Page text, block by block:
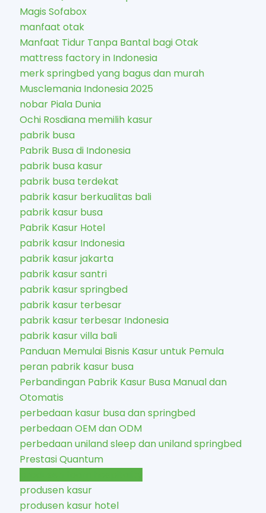
Magis Sofabox
manfaat otak
Manfaat Tidur Tanpa Bantal bagi Otak
mattress factory in Indonesia
merk springbed yang bagus dan murah
Musclemania Indonesia 2025
nobar Piala Dunia
Ochi Rosdiana memilih kasur
pabrik busa
Pabrik Busa di Indonesia
pabrik busa kasur
pabrik busa terdekat
pabrik kasur berkualitas bali
pabrik kasur busa
Pabrik Kasur Hotel
pabrik kasur Indonesia
pabrik kasur jakarta
pabrik kasur santri
pabrik kasur springbed
pabrik kasur terbesar
pabrik kasur terbesar Indonesia
pabrik kasur villa bali
Panduan Memulai Bisnis Kasur untuk Pemula
peran pabrik kasur busa
Perbandingan Pabrik Kasur Busa Manual dan
Otomatis
perbedaan kasur busa dan springbed
perbedaan OEM dan ODM
perbedaan uniland sleep dan uniland springbed
Prestasi Quantum
produsen kasur
produsen kasur hotel